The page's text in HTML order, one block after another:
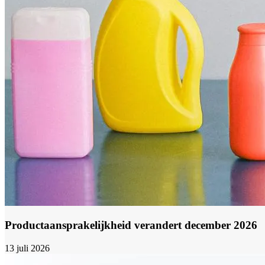
Productaansprakelijkheid verandert december 2026
13 juli 2026